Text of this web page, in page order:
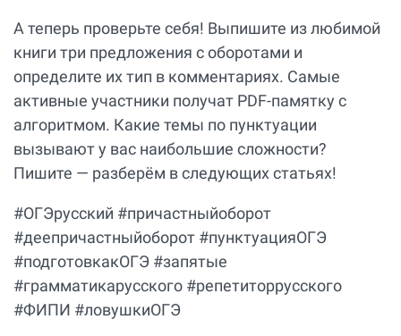
А теперь проверьте себя! Выпишите из любимой
книги три предложения с оборотами и
определите их тип в комментариях. Самые
активные участники получат PDF-памятку с
алгоритмом. Какие темы по пунктуации
вызывают у вас наибольшие сложности?
Пишите — разберём в следующих статьях!
#ОГЭрусский #причастныйоборот
#деепричастныйоборот #пунктуацияОГЭ
#подготовкакОГЭ #запятые
#грамматикарусского #репетиторрусского
#ФИПИ #ловушкиОГЭ